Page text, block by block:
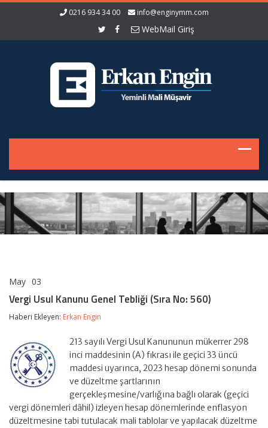
0216 934 34 00 info@enginymm.com
WebMail Giriş
May 03
Kanunu
Genel
Tebliği
için
Vergi Usul Kanunu Genel Tebliği (Sıra No: 560)
Haberi Ekleyen: Erkan Engin
213 sayılı Vergi Usul Kanununun mükerrer 298
inci maddesinin (A) fıkrası ile geçici 33 üncü
maddesi uyarınca, 2023 hesap dönemi sonunda
ve düzeltme şartlarının
gerçekleşmesine/varlığına bağlı olarak (geçici
vergi dönemleri dâhil) izleyen hesap dönemlerinde enflasyon
düzeltmesine tabi tutulacak mali tablolar ve yapılacak düzeltme